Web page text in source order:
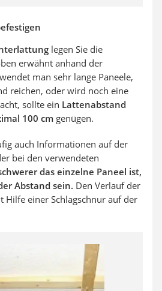
legen Sie die
erwähnt anhand der
man sehr lange Paneele,
reichen, oder wird noch eine
sollte ein Lattenabstand
100 cm genügen.
auch Informationen auf der
bei den verwendeten
das einzelne Paneel ist,
Abstand sein. Den Verlauf der
Hilfe einer Schlagschnur auf der